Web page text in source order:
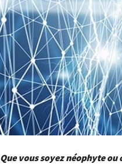
Que vous soyez néophyte